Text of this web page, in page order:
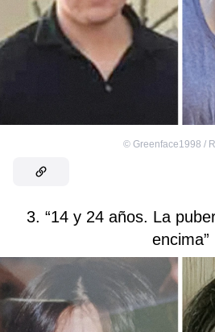
© Greenface1998 /
3. “14 y 24 años. La
encima”